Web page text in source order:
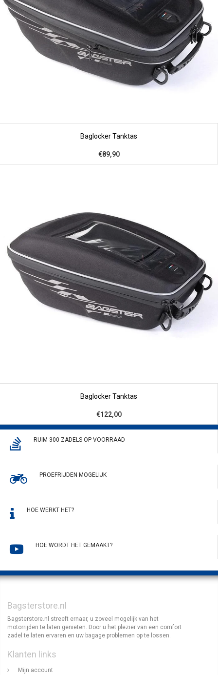
Baglocker Tanktas
€89,90
Baglocker Tanktas
€122,00
RUIM 300 ZADELS OP VOORRAAD
PROEFRIJDEN MOGELIJK
HOE WERKT HET?
HOE WORDT HET GEMAAKT?
Bagsterstore.nl
Bagsterstore.nl streeft ernaar, u zoveel mogelijk van het
motorrijden te laten genieten. Door u het plezier van een comfort
zadel te laten ervaren en uw bagage problemen op te lossen.
Klanten links
Mijn account